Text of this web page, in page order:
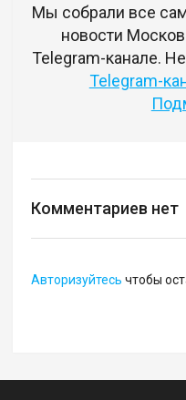
Мы собрали все
новости
Telegram-канале.
Telegram-
Комментариев нет
Авторизуйтесь чтобы